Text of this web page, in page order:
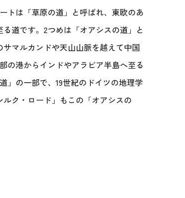
トは「草原の道」と呼ばれ、東欧のあ
道です。2つめは「オアシスの道」と
マルカンドや天山山脈を越えて中国
の港からインドやアラビア半島へ至る
」の一部で、19世紀のドイツの地理学
ク・ロード」もこの「オアシスの